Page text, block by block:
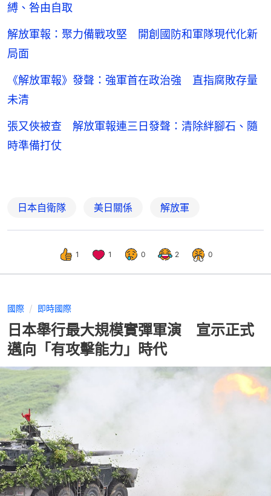
縛、咎由自取
解放軍報：聚力備戰攻堅 開創國防和軍隊現代化新
局面
《解放軍報》發聲：強軍首在政治強 直指腐敗存量
未清
張又俠被查 解放軍報連三日發聲：清除絆腳石、隨
時準備打仗
日本自衛隊 美日關係 解放軍
1 1 0 2 0
國際 即時國際
日本舉行最大規模實彈軍演 宣示正式
邁向「有攻擊能力」時代